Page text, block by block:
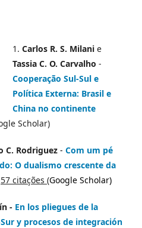
1. Carlos R. S. Milani e
Tassia C. O. Carvalho -
Cooperação Sul-Sul e
Política Externa: Brasil e
China no continente
Scholar)
C. Rodriguez - Com um pé
O dualismo crescente da
57 citações (Google Scholar)
- En los pliegues de la
y procesos de integración